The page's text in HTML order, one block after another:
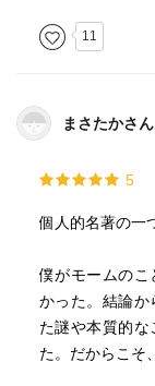
11
まさたかさん
5
個人的名著の一
僕がモームのこ
かった。結論か
た謎や本質的
た。だからこそ